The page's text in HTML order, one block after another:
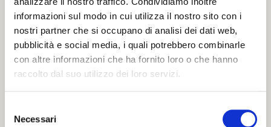
informazioni sul modo in cui utilizza il nostro sito con i
nostri partner che si occupano di analisi dei dati web,
pubblicità e social media, i quali potrebbero combinarle
con altre informazioni che ha fornito loro o che hanno
raccolto dal suo utilizzo dei loro servizi.
delNecessari
Ferrara Summer
Festival
Un Fiume di
Musica